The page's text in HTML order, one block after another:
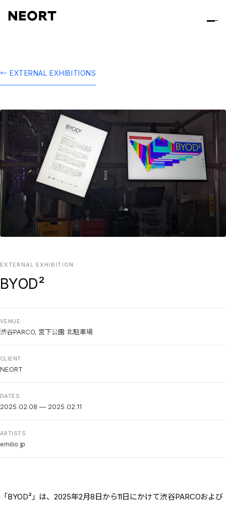
← EXTERNAL EXHIBITIONS
EXTERNAL EXHIBITION
BYOD²
VENUE
渋谷PARCO, 宮下公園 北駐車場
CLIENT
NEORT
DATES
2025.02.08 — 2025.02.11
ARTISTS
emilio.jp
「BYOD²」は、2025年2月8日から11日にかけて渋谷PARCOおよび